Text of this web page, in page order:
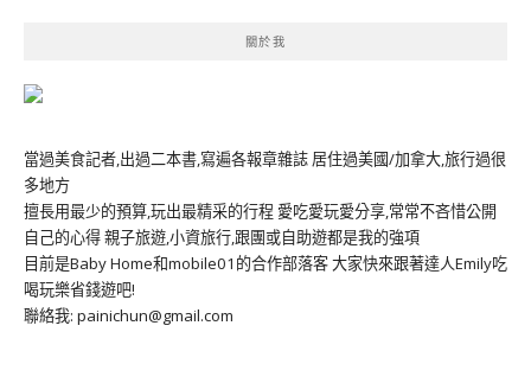
關於我
當過美食記者,出過二本書,寫遍各報章雜誌 居住過美國/加拿大,旅行過很
多地方
擅長用最少的預算,玩出最精采的行程 愛吃愛玩愛分享,常常不吝惜公開
自己的心得 親子旅遊,小資旅行,跟團或自助遊都是我的強項
目前是Baby Home和mobile01的合作部落客 大家快來跟著達人Emily吃
喝玩樂省錢遊吧!
聯絡我: painichun@gmail.com